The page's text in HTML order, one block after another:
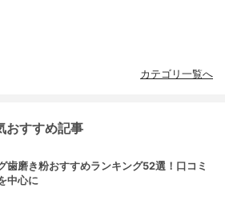
カテゴリ一覧へ
おすすめ記事
歯磨き粉おすすめランキング52選！口コミ
中心に